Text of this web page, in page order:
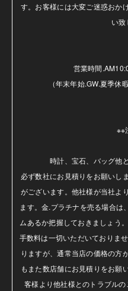
す。お客様には大変ご迷惑おか
い致
営業時間
（年末年始.GW.夏季休
※※
時計、宝石、バッグ他
必ず数社にお見積りをお願いし
がございます。他社様が当社よ
ます。金.プラチナを売る場合は
ムあるか把握しておきましょう
手数料は一切いただいておりま
りますが、通常当店の価格の方
もまた数店舗にお見積りをお願
客様より他社様とのトラブルの